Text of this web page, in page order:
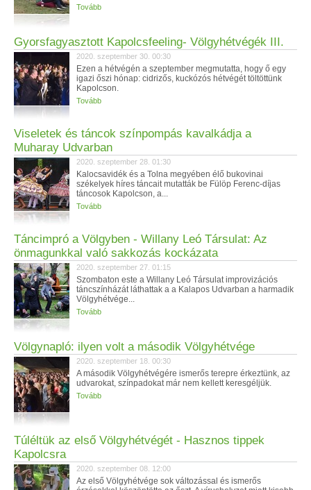
Tovább
Gyorsfagyasztott Kapolcsfeeling- Völgyhétvégék III.
2020. szeptember 30. 00:30
Ezen a hétvégén a szeptember megmutatta, hogy ő egy
igazi őszi hónap: cidrizős, kuckózós hétvégét töltöttünk
Kapolcson.
Tovább
Viseletek és táncok színpompás kavalkádja a
Muharay Udvarban
2020. szeptember 28. 01:30
Kalocsavidék és a Tolna megyében élő bukovinai
székelyek híres táncait mutatták be Fülöp Ferenc-díjas
táncosok Kapolcson, a...
Tovább
Táncimpró a Völgyben - Willany Leó Társulat: Az
önmagunkkal való sakkozás kockázata
2020. szeptember 27. 01:15
Szombaton este a Willany Leó Társulat improvizációs
táncszínházát láthattak a a Kalapos Udvarban a harmadik
Völgyhétvége...
Tovább
Völgynapló: ilyen volt a második Völgyhétvége
2020. szeptember 18. 00:30
A második Völgyhétvégére ismerős terepre érkeztünk, az
udvarokat, színpadokat már nem kellett keresgéljük.
Tovább
Túléltük az első Völgyhétvégét - Hasznos tippek
Kapolcsra
2020. szeptember 08. 12:00
Az első Völgyhétvége sok változással és ismerős